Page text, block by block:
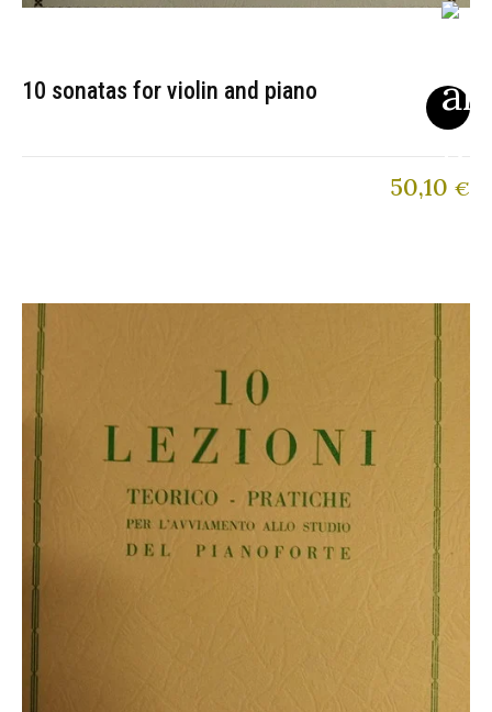
10 sonatas for violin and piano
50,10 €